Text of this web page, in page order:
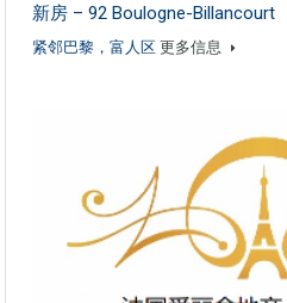
新房 – 92 Boulogne-Billancourt
紧邻巴黎，富人区更多信息